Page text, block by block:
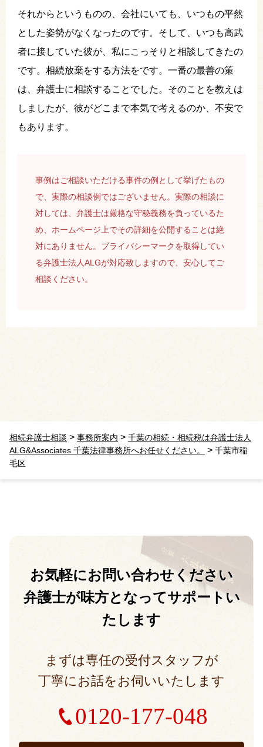
それからというものの、会社にいても、いつもの平然
とした姿勢がなくなったのです。そして、いつも高武
者に接していた彼が、私にこっそりと相談してきたの
です。相続放棄をする方法をです。一番の最善の策
は、弁護士に相談することでした。そのことを教えは
しましたが、彼がどこまで本気で考えるのか、不安で
もあります。
事例はご相談いただける事件の例として挙げたもの
で、実際の相談例ではございません。実際の相談に
対しては、弁護士は厳格な守秘義務を負っているた
め、ホームページ上でその詳細を公開することは絶
対にありません。プライバシーマークを取得してい
る弁護士法人ALGが対応致しますので、安心してご
相談ください。
相続弁護士相談 > 事務所案内 > 千葉の相続・相続税は弁護士法人
ALG&Associates 千葉法律事務所へお任せください。
> 千葉市稲
毛区
お気軽にお問い合わせください
弁護士が味方となってサポートい
たします
まずは専任の受付スタッフが
丁寧にお話をお伺いいたします
0120-177-048